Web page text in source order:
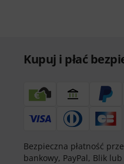
Kupuj i płać
Bezpieczna płatność
bankowy, PayPal, Blik